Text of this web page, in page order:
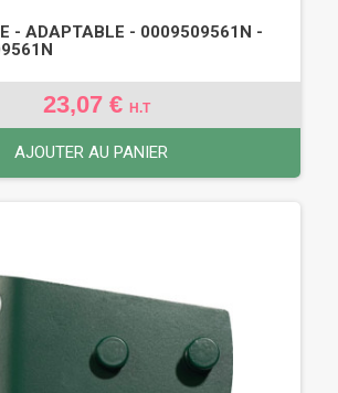
- ADAPTABLE - 0009509561N -
23,07 € H.T
AJOUTER AU PANIER